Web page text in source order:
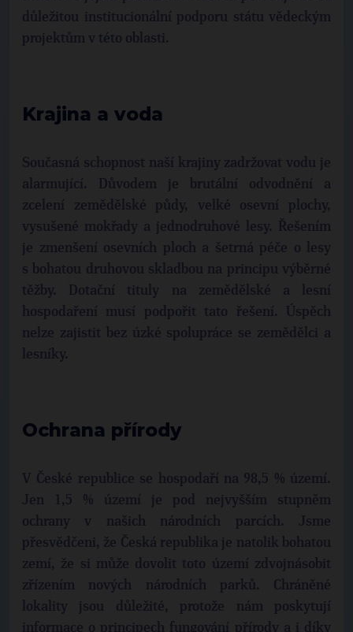
důležitou institucionální podporu státu vědeckým
projektům v této oblasti.
Krajina a voda
Současná schopnost naší krajiny zadržovat vodu je
alarmující. Důvodem je brutální odvodnění a
zcelení zemědělské půdy, velké osevní plochy,
vysušené mokřady a jednodruhové lesy. Řešením
je zmenšení osevních ploch a šetrná péče o lesy
s bohatou druhovou skladbou na principu výběrné
těžby. Dotační tituly na zemědělské a lesní
hospodaření musí podpořit tato řešení. Úspěch
nelze zajistit bez úzké spolupráce se zemědělci a
lesníky.
Ochrana přírody
V České republice se hospodaří na 98,5 % území.
Jen 1,5 % území je pod nejvyšším stupněm
ochrany v našich národních parcích. Jsme
přesvědčeni, že Česká republika je natolik bohatou
zemí, že si může dovolit toto území zdvojnásobit
zřízením nových národních parků. Chráněné
lokality jsou důležité, protože nám poskytují
informace o principech fungování přírody a i díky